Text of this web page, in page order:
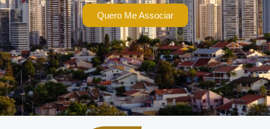
Quero Me Associar